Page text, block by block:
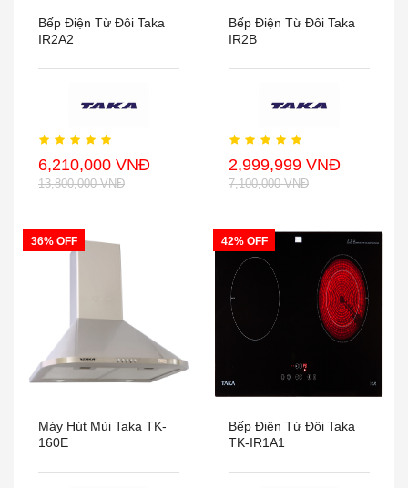
Bếp Điện Từ Đôi Taka
IR2A2
6,210,000 VNĐ
13,800,000 VNĐ
Bếp Điện Từ Đôi Taka
IR2B
2,999,999 VNĐ
7,100,000 VNĐ
36% OFF
Máy Hút Mùi Taka TK-
160E
42% OFF
Bếp Điện Từ Đôi Taka
TK-IR1A1